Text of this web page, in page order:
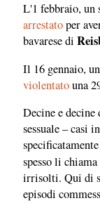
L'1 febbraio, un
arrestatoper
bavarese di
Il 16 gennaio,
violentatouna
Decine e
sessuale – casi
spesso li chiama
irrisolti. Qui di
episodi